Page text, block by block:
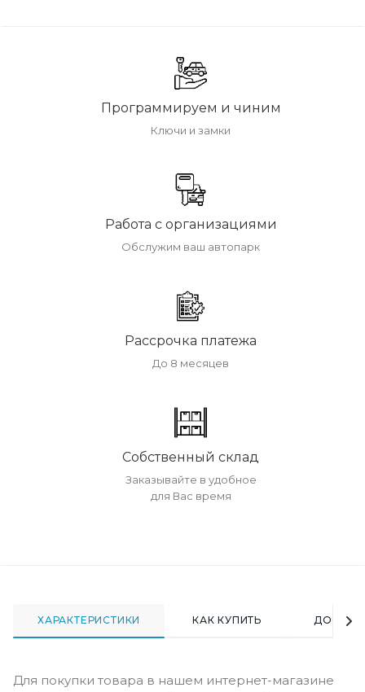
Программируем и чиним
Ключи и замки
Работа с организациями
Обслужим ваш автопарк
Рассрочка платежа
До 8 месяцев
Собственный склад
Заказывайте в удобное
для Вас время
ХАРАКТЕРИСТИКИ КАК КУПИТЬ
Для покупки товара в нашем интернет-магазине